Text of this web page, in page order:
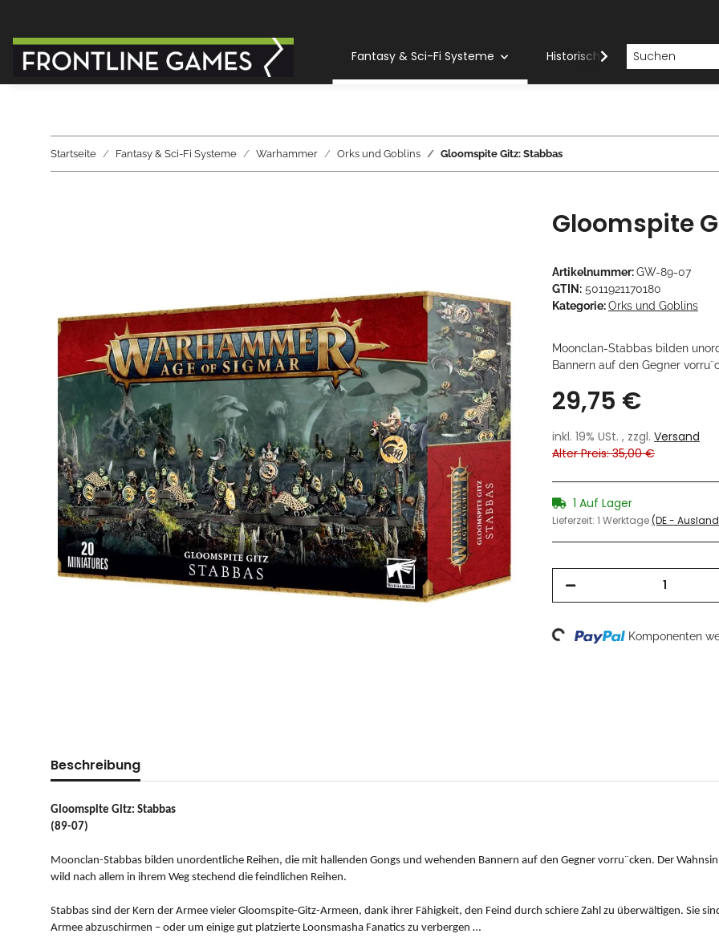
Fantasy & Sci-Fi Systeme Historische Systeme
Startseite Fantasy & Sci-Fi Systeme Warhammer Orks und Goblins Gloomspite Gitz: Stabbas
Gloomspite
Artikelnummer:GW-89-07
GTIN: 5011921170180
Kategorie:Orks und Goblins
Moonclan-Stabbas bilden
Bannern auf den Gegner
29,75 €
inkl. 19% USt. , zzgl. Versand
Alter Preis: 35,00 €
1 Auf Lager
Lieferzeit: 1 Werktage(DE -
Loading... Komponenten
Beschreibung
Gloomspite Gitz: Stabbas
(89-07)
Moonclan-Stabbas bilden unordentliche Reihen, die mit hallenden Gongs und wehenden Bannern auf den Gegner vorru¨cken. Der
wild nach allem in ihrem Weg stechend die feindlichen Reihen.
Stabbas sind der Kern der Armee vieler Gloomspite-Gitz-Armeen, dank ihrer Fähigkeit, den Feind durch schiere Zahl zu überwältigen. Sie
Armee abzuschirmen – oder um einige gut platzierte Loonsmasha Fanatics zu verbergen …